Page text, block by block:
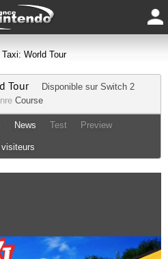
Taxi: World Tour
Tour Disponible sur Switch 2
Course
News Test Preview